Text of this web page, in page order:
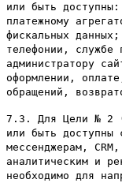
или быть
платежному
фискальных
телефонии, службе
администратору
оформлении,
обращений,
7.3. Для Цели № 2
или быть доступны
мессенджерам,
аналитическим и
необходимо для